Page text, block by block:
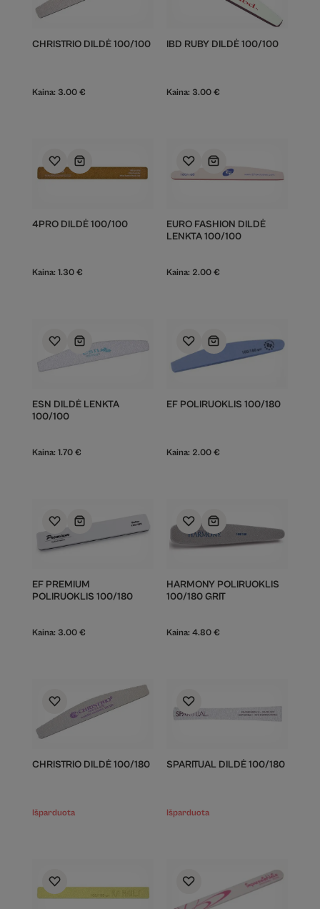
CHRISTRIO DILDĖ 100/100
Kaina: 3.00 €
IBD RUBY DILDĖ 100/100
Kaina: 3.00 €
4PRO DILDĖ 100/100
Kaina: 1.30 €
EURO FASHION DILDĖ
LENKTA 100/100
Kaina: 2.00 €
ESN DILDĖ LENKTA
100/100
Kaina: 1.70 €
EF POLIRUOKLIS 100/180
Kaina: 2.00 €
EF PREMIUM
POLIRUOKLIS 100/180
Kaina: 3.00 €
HARMONY POLIRUOKLIS
100/180 GRIT
Kaina: 4.80 €
CHRISTRIO DILDĖ 100/180
Išparduota
SPARITUAL DILDĖ 100/180
Išparduota